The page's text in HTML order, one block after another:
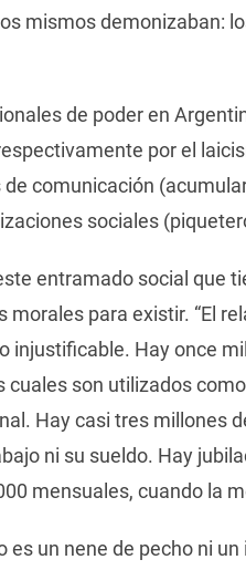
mismos demonizaban:
de poder en
por el
comunicación
sociales
entramado social que
para existir. “El
injustificable. Hay once
cuales son utilizados
Hay casi tres millones
ni su sueldo. Hay
mensuales, cuando la
es un nene de pecho ni